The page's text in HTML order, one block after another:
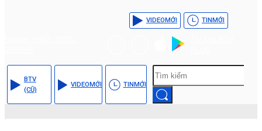
VIDEOMỚI TINMỚI
BTV
(CŨ)
VIDEOMỚI TINMỚI